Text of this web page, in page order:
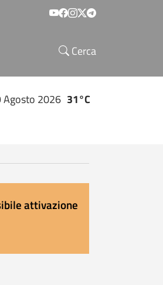
Social menu
Cerca
Agosto 2026 31°C
attivazione